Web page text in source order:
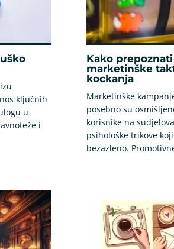
ključnih
u
i
Kako
marketinške
kockanja
Marketinške
posebno su
korisnike na
psihološke trikove
bezazleno.